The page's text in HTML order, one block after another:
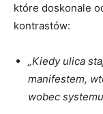
które ‍doskonale
kontrastów:
„Kiedy ulica
manifestem,
⁢wobec